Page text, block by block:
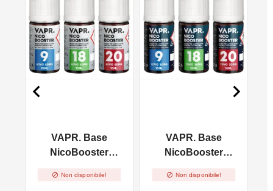
VAPR. Base
NicoBooster
 Non disponibile!
VAPR. Base
NicoBooster
 Non disponibile!
 